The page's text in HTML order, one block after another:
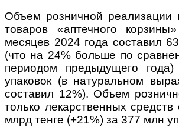
Объем розничной реализации
товаров «аптечного
месяцев 2024 года составил
(что на 24% больше по
периодом предыдущего
упаковок (в натуральном
составил 12%). Объем
только лекарственных средств
млрд тенге (+21%) за 377 млн